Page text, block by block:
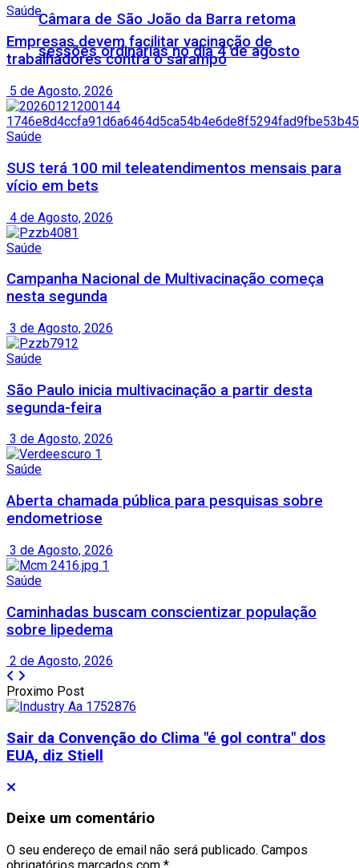
Câmara de São João da Barra retoma
sessões ordinárias no dia 4 de agosto
Saúde
Empresas devem facilitar vacinação de
trabalhadores contra o sarampo
5 de Agosto, 2026
Saúde
SUS terá 100 mil teleatendimentos mensais para
vício em bets
4 de Agosto, 2026
Saúde
Campanha Nacional de Multivacinação começa
nesta segunda
3 de Agosto, 2026
Saúde
São Paulo inicia multivacinação a partir desta
segunda-feira
3 de Agosto, 2026
Saúde
Aberta chamada pública para pesquisas sobre
endometriose
3 de Agosto, 2026
Saúde
Caminhadas buscam conscientizar população
sobre lipedema
2 de Agosto, 2026
Proximo Post
Sair da Convenção do Clima "é gol contra" dos
EUA, diz Stiell
Deixe um comentário
O seu endereço de email não será publicado. Campos